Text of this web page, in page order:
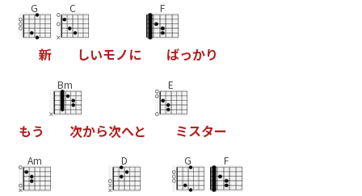
G
新
C
しいモノに
F
ばっかり
もう
Bm
次から次へと
E
ミスター
Am D G F